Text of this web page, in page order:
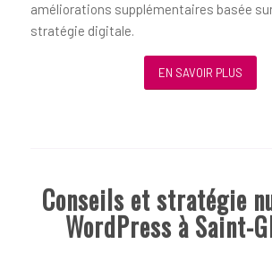
améliorations supplémentaires basée
stratégie digitale.
EN SAVOIR PLUS
Conseils et stratégie
WordPress à Saint-